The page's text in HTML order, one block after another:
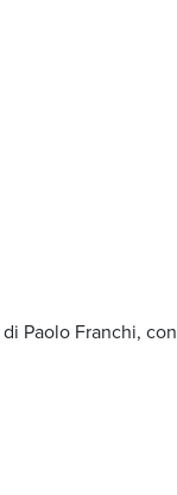
di Paolo Franchi, con